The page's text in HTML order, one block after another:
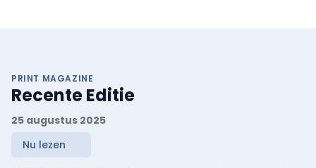
PRINT MAGAZINE
Recente Editie
25 augustus 2025
Nu lezen